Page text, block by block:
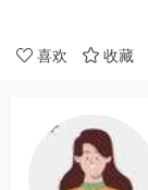
喜欢 收藏